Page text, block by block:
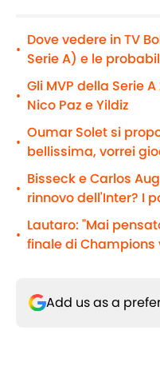
•
Dove vedere in TV
Serie A) e le
•
Gli MVP della Serie
Nico Paz e Yildiz
•
Oumar Solet si
bellissima, vorrei
•
Bisseck e Carlos
rinnovo dell'Inter? I
•
Lautaro: "Mai
finale di Champions
Add us as a